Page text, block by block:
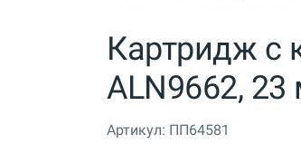
Картридж с
ALN9662, 23
Артикул: ПП64581